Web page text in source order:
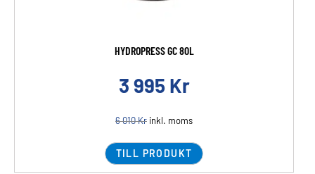
HYDROPRESS GC 80L
3 995 Kr
6 010Kr inkl. moms
TILL PRODUKT